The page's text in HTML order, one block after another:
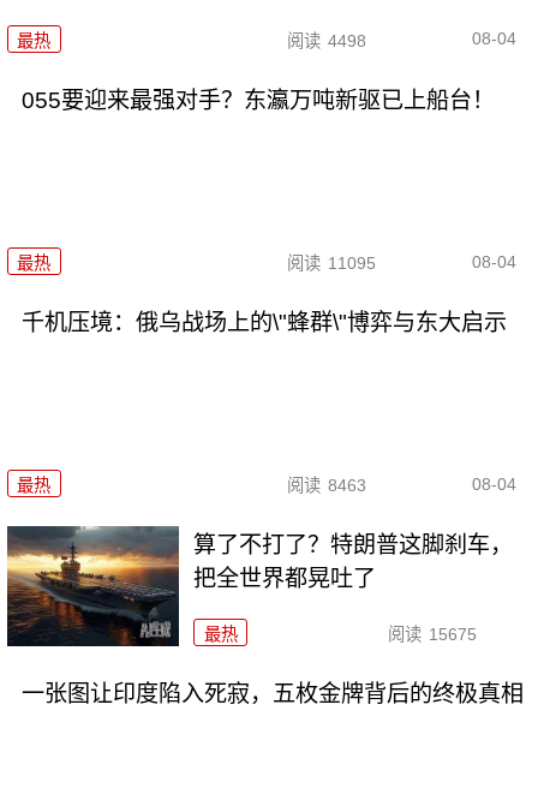
最热 阅读 4498 08-04
055要迎来最强对手？东瀛万吨新驱已上船台！
最热 阅读 11095 08-04
千机压境：俄乌战场上的\"蜂群\"博弈与东大启示
最热 阅读 8463 08-04
算了不打了？特朗普这脚刹车，
把全世界都晃吐了
最热 阅读 15675
一张图让印度陷入死寂，五枚金牌背后的终极真相